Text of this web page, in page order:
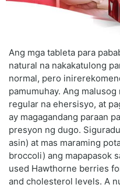
Ang mga tableta para
natural na nakakatulong
normal, pero
pamumuhay. Ang
regular na ehersisyo, at
ay magagandang paraan
presyon ng dugo.
asin) at mas maraming
broccoli) ang mapapasok
used Hawthorne berries
and cholesterol levels. A